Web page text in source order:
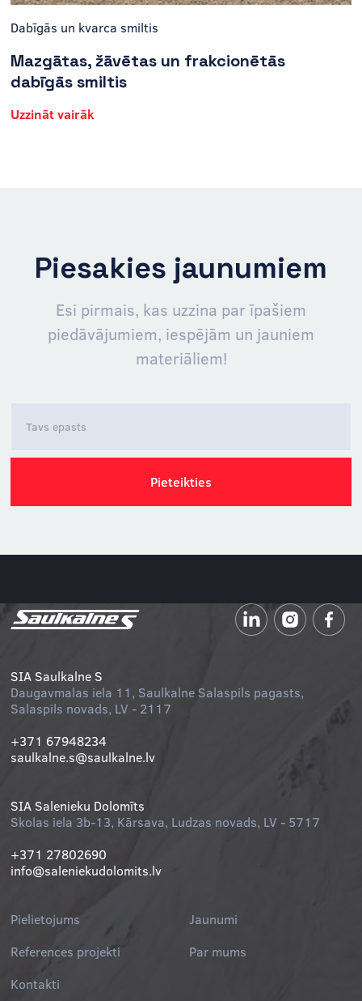
Dabīgās un kvarca smiltis
Mazgātas, žāvētas un frakcionētās
dabīgās smiltis
Uzzināt vairāk
Piesakies jaunumiem
Esi pirmais, kas uzzina par īpašiem
piedāvājumiem, iespējām un jauniem
materiāliem!
SIA Saulkalne S
Daugavmalas iela 11, Saulkalne Salaspils pagasts,
Salaspils novads, LV - 2117
+371 67948234
saulkalne.s@saulkalne.lv
SIA Salenieku Dolomīts
Skolas iela 3b-13, Kārsava, Ludzas novads, LV - 5717
+371 27802690
info@saleniekudolomits.lv
Pielietojums
Jaunumi
References projekti
Par mums
Kontakti